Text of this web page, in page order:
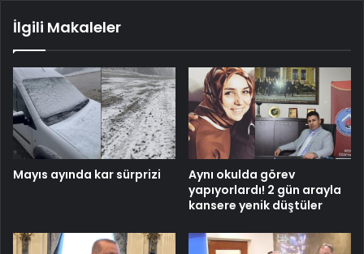
İlgili Makaleler
Mayıs ayında kar sürprizi
Aynı okulda görev
yapıyorlardı! 2 gün arayla
kansere yenik düştüler